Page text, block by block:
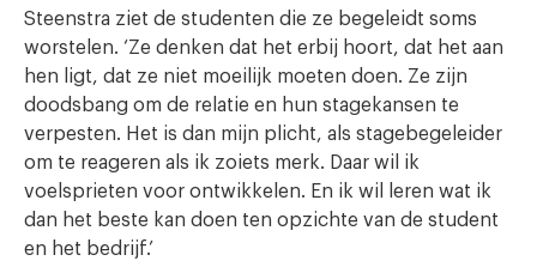
Steenstra ziet de studenten die ze begeleidt soms
worstelen. ‘Ze denken dat het erbij hoort, dat het aan
hen ligt, dat ze niet moeilijk moeten doen. Ze zijn
doodsbang om de relatie en hun stagekansen te
verpesten. Het is dan mijn plicht, als stagebegeleider
om te reageren als ik zoiets merk. Daar wil ik
voelsprieten voor ontwikkelen. En ik wil leren wat ik
dan het beste kan doen ten opzichte van de student
en het bedrijf.’